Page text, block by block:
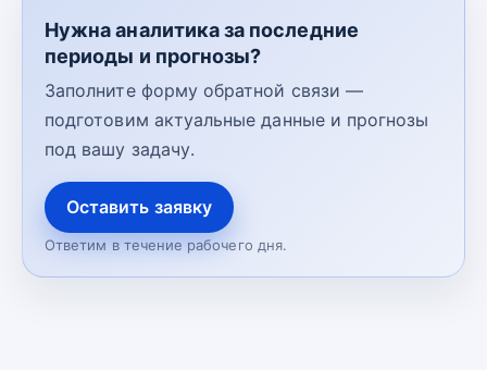
Нужна аналитика за последние
периоды и прогнозы?
Заполните форму обратной связи —
подготовим актуальные данные и прогнозы
под вашу задачу.
Оставить заявку
Ответим в течение рабочего дня.